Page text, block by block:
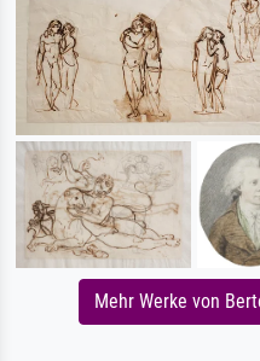
Mehr Werke von